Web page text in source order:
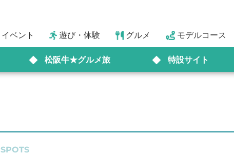
イベント 遊び・体験 グルメ モデルコース
松阪牛★グルメ旅 特設サイト
SPOTS